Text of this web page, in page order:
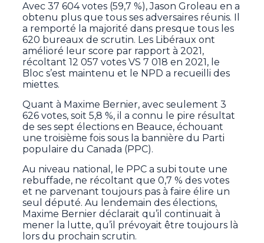
Avec 37 604 votes (59,7 %), Jason Groleau en a
obtenu plus que tous ses adversaires réunis. Il
a remporté la majorité dans presque tous les
620 bureaux de scrutin. Les Libéraux ont
amélioré leur score par rapport à 2021,
récoltant 12 057 votes VS 7 018 en 2021, le
Bloc s’est maintenu et le NPD a recueilli des
miettes.
Quant à Maxime Bernier, avec seulement 3
626 votes, soit 5,8 %, il a connu le pire résultat
de ses sept élections en Beauce, échouant
une troisième fois sous la bannière du Parti
populaire du Canada (PPC).
Au niveau national, le PPC a subi toute une
rebuffade, ne récoltant que 0,7 % des votes
et ne parvenant toujours pas à faire élire un
seul député. Au lendemain des élections,
Maxime Bernier déclarait qu’il continuait à
mener la lutte, qu’il prévoyait être toujours là
lors du prochain scrutin.